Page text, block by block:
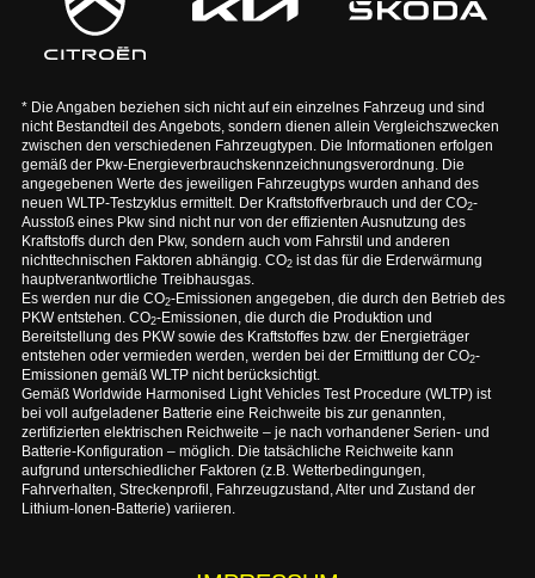
* Die Angaben beziehen sich nicht auf ein einzelnes Fahrzeug und sind
nicht Bestandteil des Angebots, sondern dienen allein Vergleichszwecken
zwischen den verschiedenen Fahrzeugtypen. Die Informationen erfolgen
gemäß der Pkw-Energieverbrauchskennzeichnungsverordnung. Die
angegebenen Werte des jeweiligen Fahrzeugtyps wurden anhand des
neuen WLTP-Testzyklus ermittelt. Der Kraftstoffverbrauch und der CO2-
Ausstoß eines Pkw sind nicht nur von der effizienten Ausnutzung des
Kraftstoffs durch den Pkw, sondern auch vom Fahrstil und anderen
nichttechnischen Faktoren abhängig. CO2ist das für die Erderwärmung
hauptverantwortliche Treibhausgas.
Es werden nur die CO2-Emissionen angegeben, die durch den Betrieb des
PKW entstehen. CO2-Emissionen, die durch die Produktion und
Bereitstellung des PKW sowie des Kraftstoffes bzw. der Energieträger
entstehen oder vermieden werden, werden bei der Ermittlung der CO2-
Emissionen gemäß WLTP nicht berücksichtigt.
Gemäß Worldwide Harmonised Light Vehicles Test Procedure (WLTP) ist
bei voll aufgeladener Batterie eine Reichweite bis zur genannten,
zertifizierten elektrischen Reichweite – je nach vorhandener Serien- und
Batterie-Konfiguration – möglich. Die tatsächliche Reichweite kann
aufgrund unterschiedlicher Faktoren (z.B. Wetterbedingungen,
Fahrverhalten, Streckenprofil, Fahrzeugzustand, Alter und Zustand der
Lithium-Ionen-Batterie) variieren.